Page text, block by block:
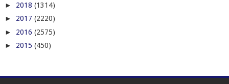
► 2018 (1314)
► 2017 (2220)
► 2016 (2575)
► 2015 (450)